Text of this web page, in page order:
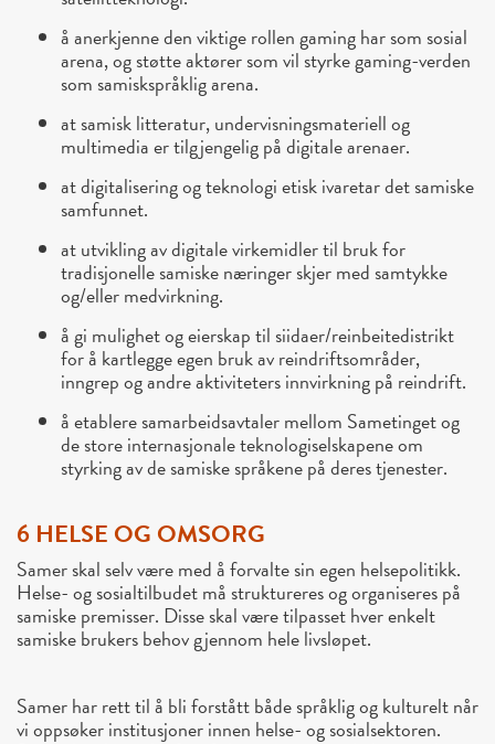
å anerkjenne den viktige rollen gaming har som sosial
arena, og støtte aktører som vil styrke gaming-verden
som samiskspråklig arena.
at samisk litteratur, undervisningsmateriell og
multimedia er tilgjengelig på digitale arenaer.
at digitalisering og teknologi etisk ivaretar det samiske
samfunnet.
at utvikling av digitale virkemidler til bruk for
tradisjonelle samiske næringer skjer med samtykke
og/eller medvirkning.
å gi mulighet og eierskap til siidaer/reinbeitedistrikt
for å kartlegge egen bruk av reindriftsområder,
inngrep og andre aktiviteters innvirkning på reindrift.
å etablere samarbeidsavtaler mellom Sametinget og
de store internasjonale teknologiselskapene om
styrking av de samiske språkene på deres tjenester.
6 HELSE OG OMSORG
Samer skal selv være med å forvalte sin egen helsepolitikk.
Helse- og sosialtilbudet må struktureres og organiseres på
samiske premisser. Disse skal være tilpasset hver enkelt
samiske brukers behov gjennom hele livsløpet.
Samer har rett til å bli forstått både språklig og kulturelt når
vi oppsøker institusjoner innen helse- og sosialsektoren.